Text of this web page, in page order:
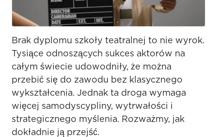
Brak dyplomu szkoły teatralnej to nie wyrok.
Tysiące odnoszących sukces aktorów na
całym świecie udowodniły, że można
przebić się do zawodu bez klasycznego
wykształcenia. Jednak ta droga wymaga
więcej samodyscypliny, wytrwałości i
strategicznego myślenia. Rozważmy, jak
dokładnie ją przejść.